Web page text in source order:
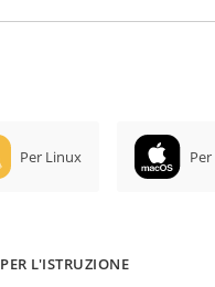
Per Linux
PER L'ISTRUZIONE